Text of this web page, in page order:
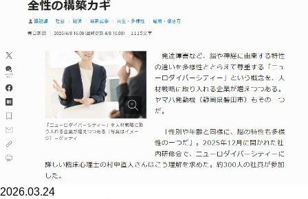
2026.03.24